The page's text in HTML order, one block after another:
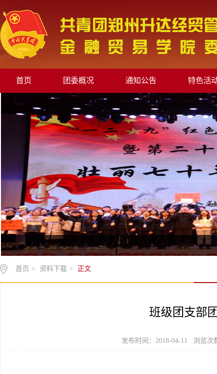
首页 团委概况 通知公告 特色活
首页 > 资料下载 > 正文
班级团支部
发布时间：2018-04-11 浏览次